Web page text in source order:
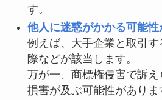
す。
他人に迷惑がかかる可能性
例えば、大手企業と取引
際などが該当します。
万が一、商標権侵害で訴
損害が及ぶ可能性がありま